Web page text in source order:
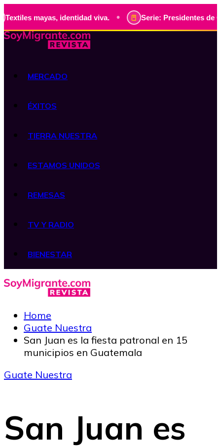
identidad viva. • Serie: Presidentes de Guatemala,
MERCADO
ÉXITOS
TIERRA NUESTRA
ESTAMOS UNIDOS
REMESAS
TV Y RADIO
BIENESTAR
Home
Guate Nuestra
San Juan es la fiesta patronal en 15
municipios en Guatemala
Guate Nuestra
San Juan es